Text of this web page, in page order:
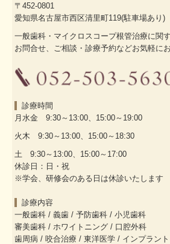
〒452-0801
愛知県名古屋市西区清里町119(駐車場あり)
一般歯科・マイクロスコープ根管治療に関
お問合せ、ご相談・診療予約などお気軽に
診療時間
月水金 9:30～13:00、15:00～19:00
火木 9:30～13:00、15:00～18:30
土 9:30～13:00、15:00～17:00
休診日：日・祝
※学会、研修会のある日は休診いたします
診療内容
一般歯科 /義歯 /予防歯科 /小児歯科
審美歯科 / ホワイトニング / 口腔外科
歯周病 /咬合治療 /東洋医学 / インプラント